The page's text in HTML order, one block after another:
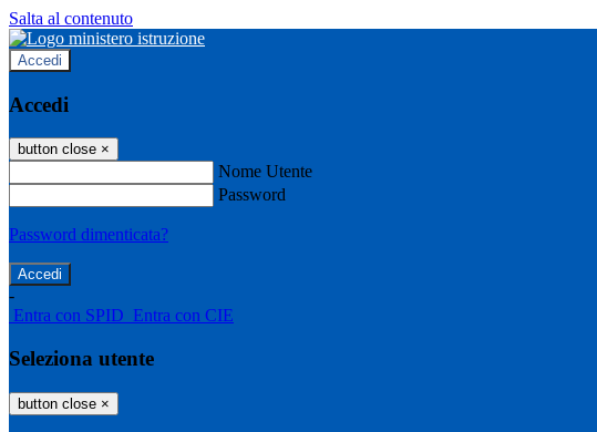
Salta al contenuto
Accedi
Accedi
button close ×
Nome Utente
Password
Password dimenticata?
-
Entra con SPID Entra con CIE
Seleziona utente
button close ×